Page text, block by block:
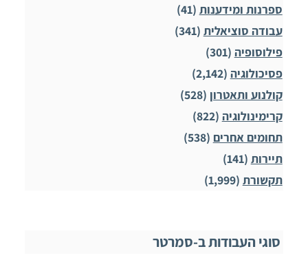
ספרנות ומידענות (41)
עבודה סוציאלית (341)
פילוסופיה (301)
פסיכולוגיה (2,142)
קולנוע ותאטרון (528)
קרימינולוגיה (822)
תחומים אחרים (538)
תיירות (141)
תקשורת (1,999)
סוגי העבודות ב-סמרטר